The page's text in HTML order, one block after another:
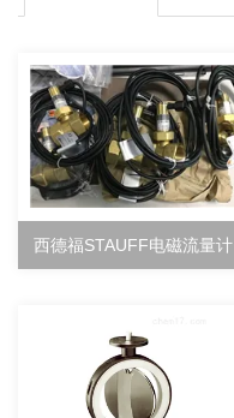
西德福STAUFF电磁流量计